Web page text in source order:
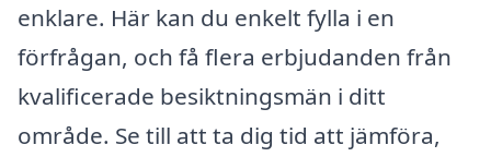
enklare. Här kan du enkelt fylla i en
förfrågan, och få flera erbjudanden från
kvalificerade besiktningsmän i ditt
område. Se till att ta dig tid att jämföra,